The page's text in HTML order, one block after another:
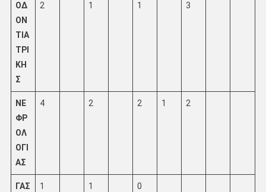
ΟΔ
ΟΝ
ΤΙΑ
ΤΡΙ
ΚΗ
Σ
2 1 1 3
ΝΕ
ΦΡ
ΟΛ
ΟΓΙ
ΑΣ
4 2 2 1 2
ΓΑΣ
1 1 0